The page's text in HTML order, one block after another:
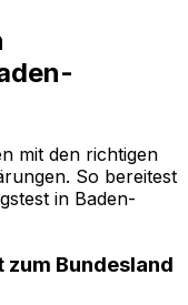
mit den richtigen
So bereitest
in Baden-
Bundesland